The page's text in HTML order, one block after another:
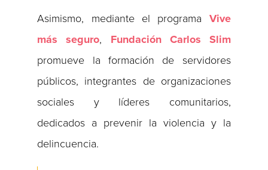
Asimismo, mediante el programa Vive
más seguro, Fundación Carlos Slim
promueve la formación de servidores
públicos, integrantes de organizaciones
sociales y líderes comunitarios,
dedicados a prevenir la violencia y la
delincuencia.